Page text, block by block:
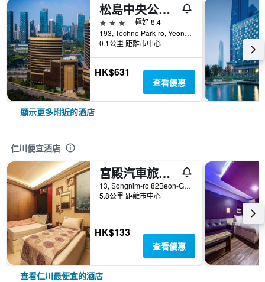
松島中央公園酒店
3星級
極好 8.4
193, Techno Park-ro, Yeonsu-gu, 仁川, 韓國
0.1公里 距離市中心
HK$631
查看優惠
顯示更多附近的酒店
仁川便宜酒店
宮殿汽車旅館 - 仁川
13, Songnim-ro 82Beon-Gil, Dong-gu, 仁川, 韓國
5.8公里 距離市中心
HK$133
查看優惠
查看仁川最便宜的酒店